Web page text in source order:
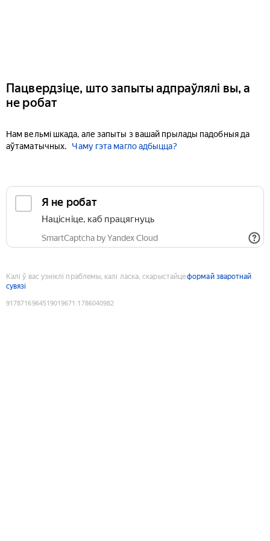
Пацвердзіце, што запыты адпраўлялі вы, а
не робат
Нам вельмі шкада, але запыты з вашай прылады падобныя да
аўтаматычных.
Чаму гэта магло адбыцца?
Я не робат
Націсніце, каб працягнуць
SmartCaptcha by Yandex Cloud
Калі ў вас узніклі праблемы, калі ласка, скарыстайцеформай зваротнай
сувязі
9178716964519019671 :1786040982